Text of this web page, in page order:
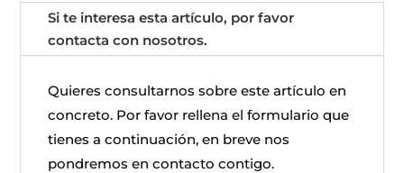
Si te interesa esta artículo, por favor
contacta con nosotros.
Quieres consultarnos sobre este artículo en
concreto. Por favor rellena el formulario que
tienes a continuación, en breve nos
pondremos en contacto contigo.